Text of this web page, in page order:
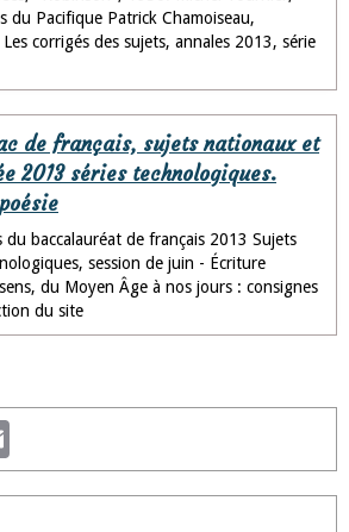
du Pacifique Patrick Chamoiseau,
corrigés des sujets, annales 2013, série
de français, sujets nationaux et
2013 séries technologiques.
du baccalauréat de français 2013 Sujets
session de juin - Écriture
du Moyen Âge à nos jours : consignes
du site